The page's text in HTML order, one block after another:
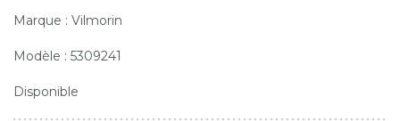
Marque : Vilmorin
Modèle : 5309241
Disponible